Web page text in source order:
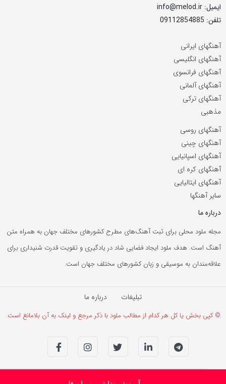
ایمیل: info@melod.ir
تلفن: 09112854885
آهنگهای ایرانی
آهنگهای انگلیسی
آهنگهای فرانسوی
آهنگهای آلمانی
آهنگهای ترکی
مذهبی
آهنگهای روسی
آهنگهای چینی
آهنگهای اسپانیایی
آهنگهای کره ای
آهنگهای ایتالیایی
سایر آهنگها
درباره ما
مجله ملود محلی برای ثبت آهنگ‌های مطرح کشورهای مختلف جهان به همراه متن
آهنگ است. هدف ملود ایجاد فضایی شاد در یادگیری و تقویت قدرت شنیداری برای
علاقه‌مندان به موسیقی و زبان کشورهای مختلف جهان است.
تبلیغات درباره ما
© کپی بخش یا کل هر کدام از مطالب ملود با ذکر مرجع و لینک به آن بلامانع است.